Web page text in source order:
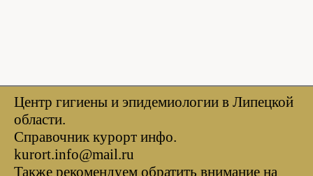
Центр гигиены и эпидемиологии в Липецкой
области.
Справочник курорт инфо.
kurort.info@mail.ru
Также рекомендуем обратить внимание на